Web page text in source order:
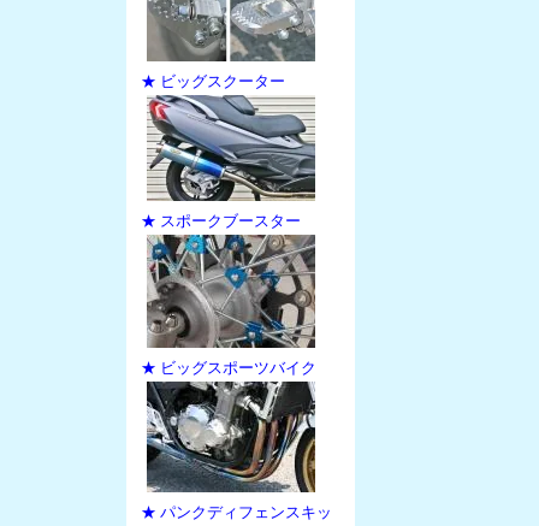
★ ビッグスクーター
★ スポークブースター
★ ビッグスポーツバイク
★ パンクディフェンスキッ